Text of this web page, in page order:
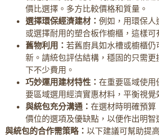
價比選擇。多方比較價格和質量。
選擇環保經濟建材： 例如，用環保人
或選擇耐用的塑合板作櫥櫃，這樣可
舊物利用： 若舊廚具如水槽或櫥櫃仍
新。請統包評估結構，穩固的只需更
下不少費用。
巧妙運用建材特性： 在重要區域使用
要區域選用經濟實惠材料，平衡視覺
與統包充分溝通： 在選材時明確預算
價位的選項及優缺點，以便作出明智
與統包的合作需策略： 以下建議可幫助提